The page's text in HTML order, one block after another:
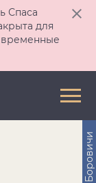
Спаса
для
временные
Боровичи